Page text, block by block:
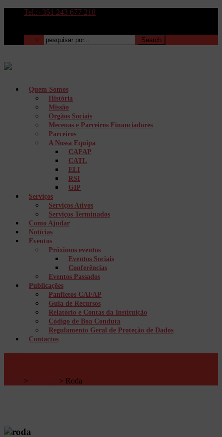
Tel.:+351 243 677 218
Quem Somos
História
Missão
Orgãos Sociais
Mecenas e Parceiros Financiadores
Parceiros
A Nossa Equipa
CAFAP
CATL
ELI
RSI
GIP
Serviços
Serviços Ativos
Serviços Terminados
Como Ajudar
Notícias
Eventos
Próximos eventos
Eventos Sociais
Conferências
Eventos Passados
Publicações
Panfletos CAFAP
Guia de Recursos
Relatório e Contas da Instituição
Código de Boa Conduta
Regulamento Geral de Proteção de Dados
Contactos
> > Roda